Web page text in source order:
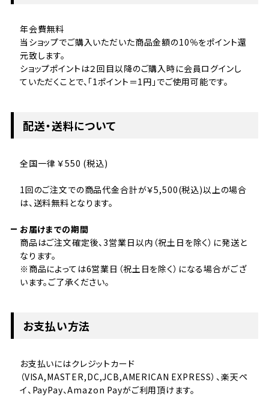
年会費無料
当ショップでご購入いただいた商品金額の10％をポイント還
元致します。
ショップポイントは２回目以降のご購入時に会員ログインし
ていただくことで、「1ポイント＝1円」でご使用可能です。
配送・送料について
全国一律 ￥550 (税込)
1回のご注文での商品代金合計が￥5,500(税込)以上の場合
は、送料無料となります。
お届けまでの期間
商品はご注文確定後、3営業日以内（祝土日を除く）に発送と
なります。
※商品によっては6営業日（祝土日を除く）になる場合がござ
います。ご了承ください。
お支払い方法
お支払いにはクレジットカード
（VISA,MASTER,DC,JCB,AMERICAN EXPRESS）、楽天ペ
イ、PayPay、Amazon Payがご利用頂けます。